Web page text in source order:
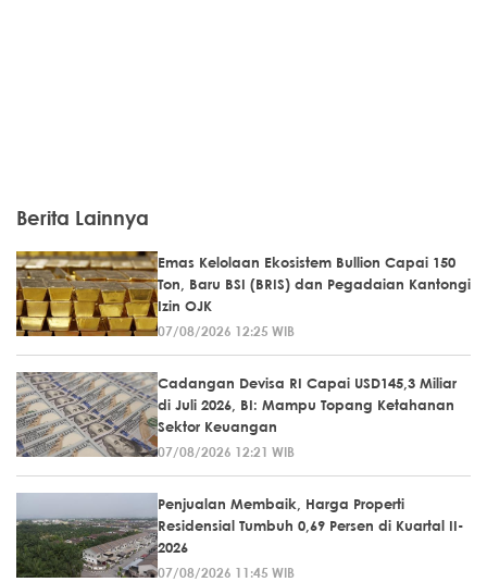
Berita Lainnya
Emas Kelolaan Ekosistem Bullion Capai 150
Ton, Baru BSI (BRIS) dan Pegadaian Kantongi
Izin OJK
07/08/2026 12:25 WIB
Cadangan Devisa RI Capai USD145,3 Miliar
di Juli 2026, BI: Mampu Topang Ketahanan
Sektor Keuangan
07/08/2026 12:21 WIB
Penjualan Membaik, Harga Properti
Residensial Tumbuh 0,69 Persen di Kuartal II-
2026
07/08/2026 11:45 WIB